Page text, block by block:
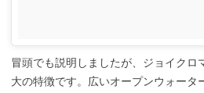
冒頭でも説明しましたが、ジョイクロ
大の特徴です。広いオープンウォータ